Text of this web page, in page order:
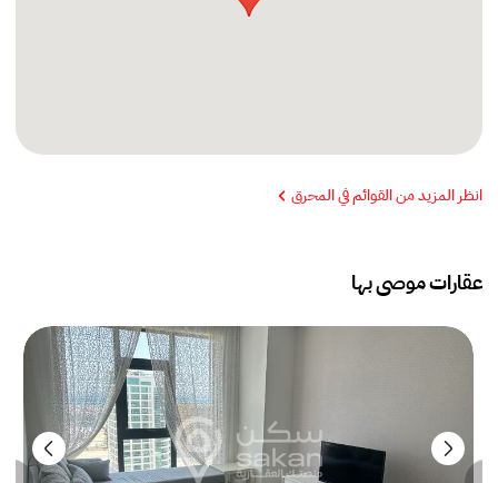
انظر المزيد من القوائم في المحرق
عقارات موصى بها